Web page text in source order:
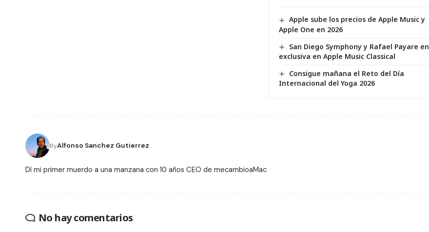
Apple sube los precios de Apple Music y
Apple One en 2026
San Diego Symphony y Rafael Payare en
exclusiva en Apple Music Classical
Consigue mañana el Reto del Día
Internacional del Yoga 2026
ByAlfonso Sanchez Gutierrez
Dí mi primer muerdo a una manzana con 10 años CEO de mecambioaMac
No hay comentarios